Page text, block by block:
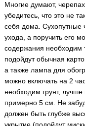
Многие думают,
убедитесь, что это не
себя дома. Сухопутные
ухода, а поручить его
содержания необходим
подойдут обычная
а также лампа для
можно включать на 2
необходим грунт,
примерно 5 см. Не
должен быть глубже